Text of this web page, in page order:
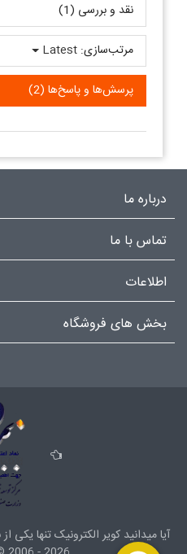
نقد و بررسی‌‌ (1)
پرسش‌ها و پاسخ‌ها (2)
مرتب‌سازی: Latest
درباره ما
تماس با ما
اطلاعات
بخش های فروشگاه
آیا میدانید کویر الکترونیک تنها